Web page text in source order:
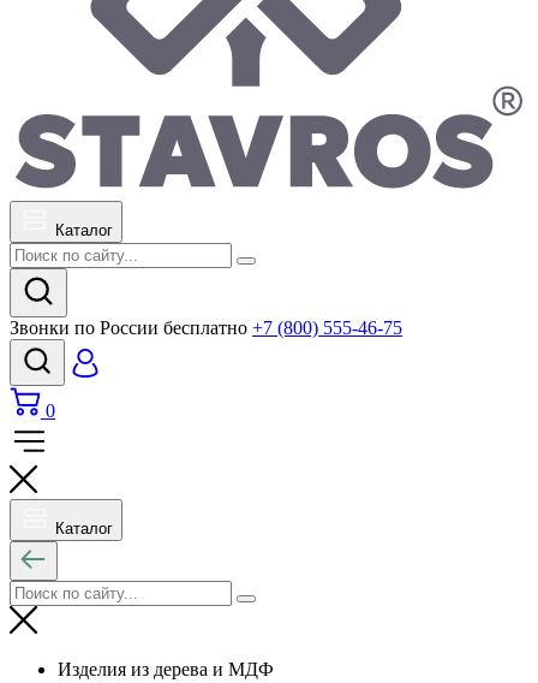
Каталог
Звонки по России бесплатно +7 (800) 555-46-75
0
Каталог
Изделия из дерева и МДФ